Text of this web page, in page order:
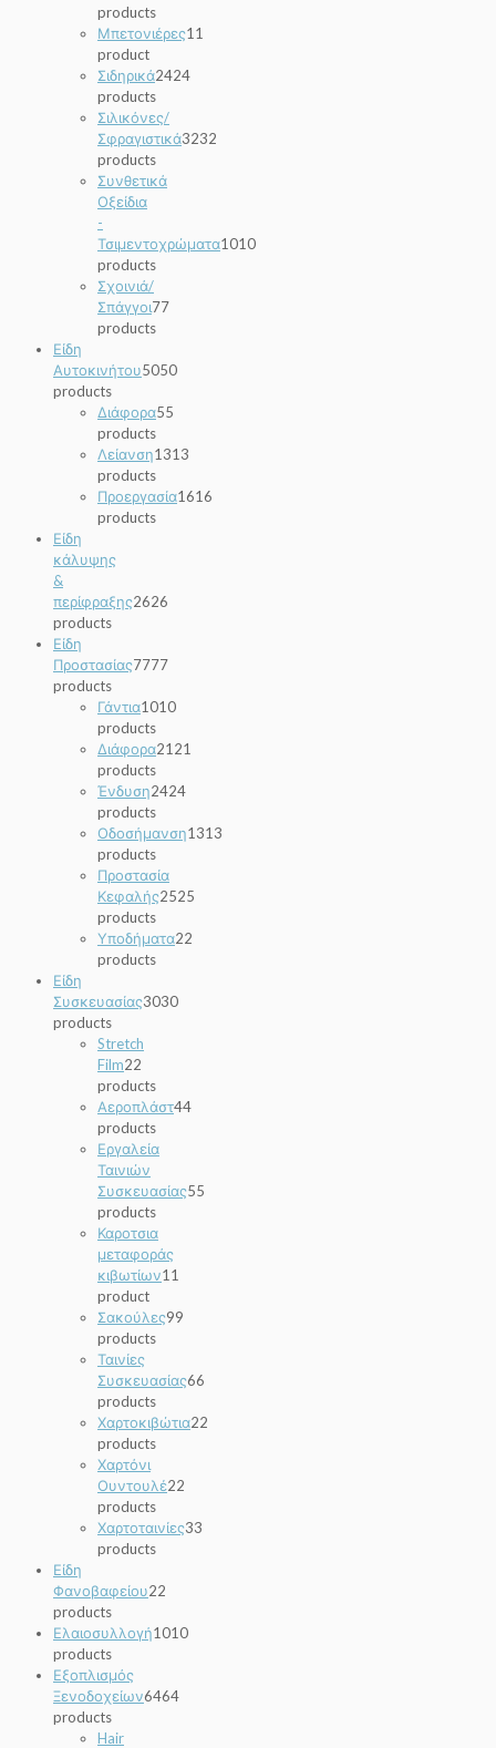
products
Μπετονιέρες1 1
product
Σιδηρικά2424
products
Σιλικόνες/
Σφραγιστικά3232
products
Συνθετικά
Οξείδια
-
Τσιμεντοχρώματα1010
products
Σχοινιά/
Σπάγγοι77
products
Είδη
Αυτοκινήτου5050
products
Διάφορα55
products
Λείανση1313
products
Προεργασία1616
products
Είδη
κάλυψης
&
περίφραξης2626
products
Είδη
Προστασίας7777
products
Γάντια1010
products
Διάφορα21 21
products
Ένδυση2424
products
Οδοσήμανση1313
products
Προστασία
Κεφαλής2525
products
Υποδήματα22
products
Είδη
Συσκευασίας3030
products
Stretch
Film22
products
Αεροπλάστ44
products
Εργαλεία
Ταινιών
Συσκευασίας55
products
Καροτσια
μεταφοράς
κιβωτίων1 1
product
Σακούλες99
products
Ταινίες
Συσκευασίας66
products
Χαρτοκιβώτια22
products
Χαρτόνι
Ουντουλέ22
products
Χαρτοταινίες33
products
Είδη
Φανοβαφείου22
products
Ελαιοσυλλογή1010
products
Εξοπλισμός
Ξενοδοχείων6464
products
Hair